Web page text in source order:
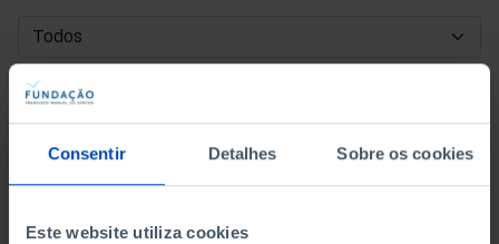
Consentir Detalhes Sobre os cookies
Este website utiliza cookies
DATA DE INÍCIO
DATA DE FIM